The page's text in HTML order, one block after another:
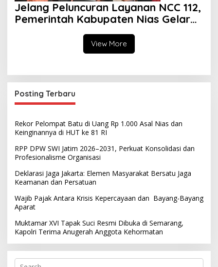
Jelang Peluncuran Layanan NCC 112,
Pemerintah Kabupaten Nias Gelar
View More
Posting Terbaru
Rekor Pelompat Batu di Uang Rp 1.000 Asal Nias dan
Keinginannya di HUT ke 81 RI
RPP DPW SWI Jatim 2026–2031, Perkuat Konsolidasi dan
Profesionalisme Organisasi
Deklarasi Jaga Jakarta: Elemen Masyarakat Bersatu Jaga
Keamanan dan Persatuan
Wajib Pajak Antara Krisis Kepercayaan dan Bayang-Bayang
Aparat
Muktamar XVI Tapak Suci Resmi Dibuka di Semarang,
Kapolri Terima Anugerah Anggota Kehormatan
S